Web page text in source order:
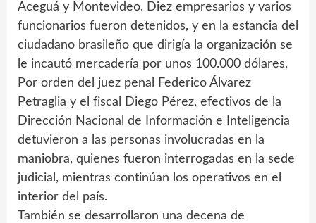
Aceguá y Montevideo. Diez empresarios y varios
funcionarios fueron detenidos, y en la estancia del
ciudadano brasileño que dirigía la organización se
le incautó mercadería por unos 100.000 dólares.
Por orden del juez penal Federico Álvarez
Petraglia y el fiscal Diego Pérez, efectivos de la
Dirección Nacional de Información e Inteligencia
detuvieron a las personas involucradas en la
maniobra, quienes fueron interrogadas en la sede
judicial, mientras continúan los operativos en el
interior del país.
También se desarrollaron una decena de